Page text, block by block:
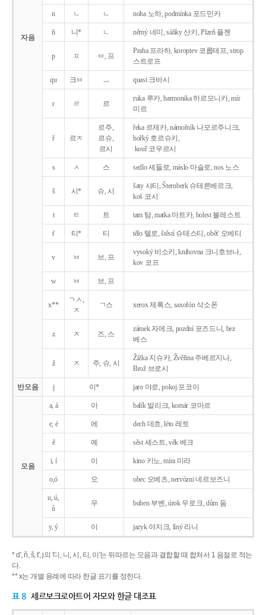
자음
n ㄴ ㄴ noha 노하, podmínka 포드민카
ň 니* ㄴ němý 네미, sáňky 산키, Plzeň 플젠
p ㅍ ㅂ, 프
Praha 프라하, koroptev 코롭테프, strop
스트로프
qu 크ㅂ ㅡ quasi 크바시
r ㄹ 르
ruka 루카, harmonika 하르모니카, mír
미르
ř 르ㅈ
르주,
르슈,
르시
řeka 르제카, námořník 나모르주니크,
hořký 호르슈키,
kouř 코우르시
s ㅅ 스 sedlo 세들로, máslo 마슬로, nos 노스
š 시* 슈, 시
šaty 샤티, Šternberk 슈테른베르크,
koš 코시
t ㅌ 트 tam 탐, matka 마트카, bolest 볼레스트
t' 티* 티 tělo 텔로, štěstí 슈테스티, obět' 오베티
v ㅂ 브, 프
vysoký 비소키, knihovna 크니호브나,
kov 코프
w ㅂ 브, 프
x**
ㄱㅅ,
ㅈ
ㄱ스 xerox 제록스, saxofón 삭소폰
z ㅈ 즈, 스
zámek 자메크, pozdní 포즈드니, bez
베스
ž ㅈ 주, 슈, 시
Žižka 지슈카, Žvěřina 주베르지나,
Brož 브로시
반모음 j 이* jaro 야로, pokoj 포코이
모음
a, á 아 balík 발리크, komár 코마르
e, é 에 dech 데흐, léto 레토
ě 예 sěst 셰스트, věk 베크
i, í 이 kino 키노, míra 미라
o,ó 오 obec 오베츠, nervózni 네르보즈니
u, ú,
ů
우 buben 부벤, úrok 우로크, dům 둠
y, ý 이 jazyk야지크, líný 리니
* d', ň, š, t', j의 '디, 니, 시, 티, 이'는 뒤따르는 모음과 결합할 때 합쳐서 1 음절로 적는
다.
** x는 개별 용례에 따라 한글 표기를 정한다.
표 8 세르보크로아트어 자모와 한글 대조표